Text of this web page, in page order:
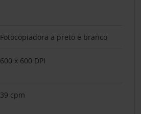
Fotocopiadora a preto e branco
600 x 600 DPI
39 cpm